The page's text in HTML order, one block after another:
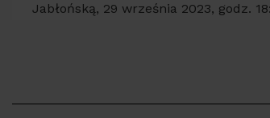
Jabłońską, 29 września 2023, godz.